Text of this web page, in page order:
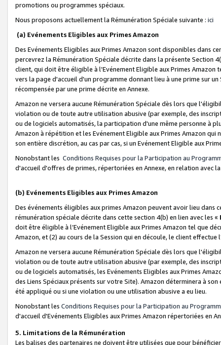
promotions ou programmes spéciaux.
Nous proposons actuellement la Rémunération Spéciale suivante : ici
(a) Evénements Eligibles aux Primes Amazon
Des Evénements Eligibles aux Primes Amazon sont disponibles dans
percevrez la Rémunération Spéciale décrite dans la présente Section
client, qui doit être éligible à l'Evénement Eligible aux Primes Amazon
vers la page d'accueil d'un programme donnant lieu à une prime sur
récompensée par une prime décrite en Annexe.
Amazon ne versera aucune Rémunération Spéciale dès lors que
violation ou de toute autre utilisation abusive (par exemple, des
ou de logiciels automatisés, la participation d'une même personne à
Amazon à répétition et les Evénement Eligible aux Primes Amazon qui
son entière discrétion, au cas par cas, si un Evénement Eligible aux
Nonobstant les Conditions Requises pour la Participation au
d'accueil d'offres de primes, répertoriées en Annexe, en relation avec
(b) Evénements Eligibles aux Primes Amazon
Des événements éligibles aux primes Amazon peuvent avoir lieu dans
rémunération spéciale décrite dans cette section 4(b) en lien avec les «
doit être éligible à l’Evénement Eligible aux Primes Amazon tel que
Amazon, et (2) au cours de la Session qui en découle, le client
Amazon ne versera aucune Rémunération Spéciale dès lors que
violation ou de toute autre utilisation abusive (par exemple, des
ou de logiciels automatisés, les Evénements Eligibles aux Primes
des Liens Spéciaux présents sur votre Site). Amazon déterminera à
été appliqué ou si une violation ou une utilisation abusive a eu lieu.
Nonobstant les Conditions Requises pour la Participation au
d'accueil d'Evénements Eligibles aux Primes Amazon répertoriées en
5. Limitations de la Rémunération
Les balises des partenaires ne doivent être utilisées que pour